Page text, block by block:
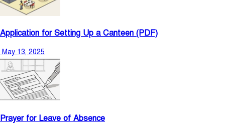
Application for Setting Up a Canteen (PDF)
May 13, 2025
Prayer for Leave of Absence